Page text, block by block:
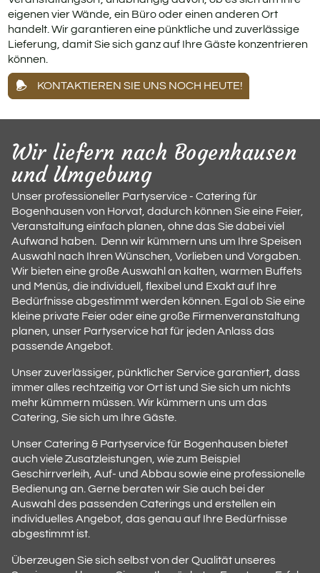
eigenen vier Wände, ein Büro oder einen anderen Ort
handelt. Wir garantieren eine pünktliche und zuverlässige
Lieferung, damit Sie sich ganz auf Ihre Gäste konzentrieren
können.
KONTAKTIEREN SIE UNS NOCH HEUTE!
Wir liefern nach Bogenhausen
und Umgebung
Unser professioneller Partyservice - Catering für
Bogenhausen von Horvat, dadurch können Sie eine Feier,
Veranstaltung einfach planen, ohne das Sie dabei viel
Aufwand haben. Denn wir kümmern uns um Ihre Speisen
Auswahl nach Ihren Wünschen, Vorlieben und Vorgaben.
Wir bieten eine große Auswahl an kalten, warmen Buffets
und Menüs, die individuell, flexibel und Exakt auf Ihre
Bedürfnisse abgestimmt werden können. Egal ob Sie eine
kleine private Feier oder eine große Firmenveranstaltung
planen, unser Partyservice hat für jeden Anlass das
passende Angebot.
Unser zuverlässiger, pünktlicher Service garantiert, dass
immer alles rechtzeitig vor Ort ist und Sie sich um nichts
mehr kümmern müssen. Wir kümmern uns um das
Catering, Sie sich um Ihre Gäste.
Unser Catering & Partyservice für Bogenhausen bietet
auch viele Zusatzleistungen, wie zum Beispiel
Geschirrverleih, Auf- und Abbau sowie eine professionelle
Bedienung an. Gerne beraten wir Sie auch bei der
Auswahl des passenden Caterings und erstellen ein
individuelles Angebot, das genau auf Ihre Bedürfnisse
abgestimmt ist.
Überzeugen Sie sich selbst von der Qualität unseres